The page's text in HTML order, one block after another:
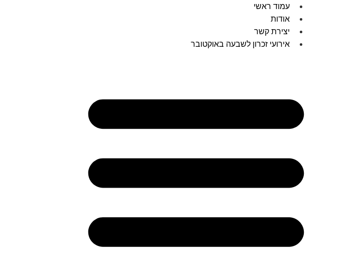
עמוד ראשי
אודות
יצירת קשר
אירועי זכרון לשבעה באוקטובר